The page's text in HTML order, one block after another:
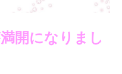
開になりまし